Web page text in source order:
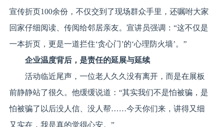
宣传折页100余份，不仅交到了现场群众手里，还嘱咐大家
回家仔细阅读、传阅给邻居亲友。宣讲员强调：“这不仅是
一本折页，更是一道拦住‘贪心门’的‘心理防火墙’。”
企业温度背后，是责任的延展与延续
活动临近尾声，一位老人久久没有离开，而是在展板
前静静站了很久。他缓缓说道：“其实我们不是怕被骗，是
怕被骗了以后没人信、没人帮……今天你们来，讲得又细
又实在，我是真的觉得心安。”